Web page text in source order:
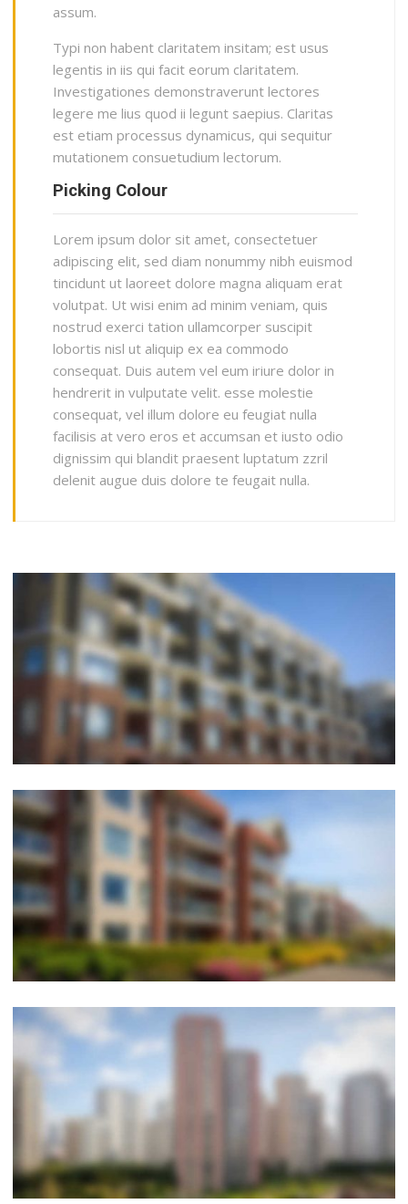
assum.
Typi non habent claritatem insitam; est usus
legentis in iis qui facit eorum claritatem.
Investigationes demonstraverunt lectores
legere me lius quod ii legunt saepius. Claritas
est etiam processus dynamicus, qui sequitur
mutationem consuetudium lectorum.
Picking Colour
Lorem ipsum dolor sit amet, consectetuer
adipiscing elit, sed diam nonummy nibh euismod
tincidunt ut laoreet dolore magna aliquam erat
volutpat. Ut wisi enim ad minim veniam, quis
nostrud exerci tation ullamcorper suscipit
lobortis nisl ut aliquip ex ea commodo
consequat. Duis autem vel eum iriure dolor in
hendrerit in vulputate velit. esse molestie
consequat, vel illum dolore eu feugiat nulla
facilisis at vero eros et accumsan et iusto odio
dignissim qui blandit praesent luptatum zzril
delenit augue duis dolore te feugait nulla.